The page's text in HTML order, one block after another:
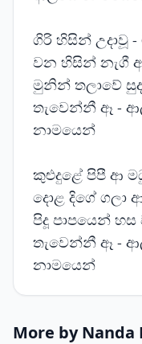
ගිරි හිසින් උදාවූ -
වන හිසින් නැගී
මුනින් තලාවේ
තැවෙන්නී ඈ -
නාමයෙන්
කුළුදුළේ පිපී ආ
දොළ දිගේ ගලා
පිදූ පාපයෙන් හස
තැවෙන්නී ඈ -
නාමයෙන්
More by Nanda